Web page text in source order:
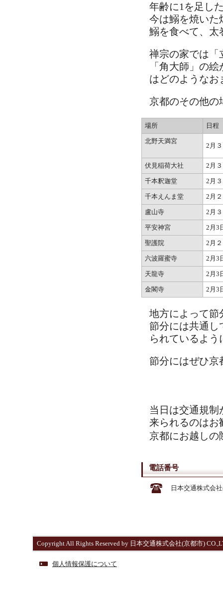
年齢に1を足し
今は鰯を焼いた
鰯を食べて、太
禅宗の家では「
「角大師」の
はどのようなお
京都のその他の
場所 日程
北野天満宮
2月
伏見稲荷大社 2月
千本釈迦堂 2月
千本えんま堂 2月
盧山寺 2月
平安神宮 2月3
聖護院 2月
六波羅蜜寺 2月3
天龍寺 2月3
金閣寺 2月3
地方によって節
節分には共通し
られているよう
節分にはぜひ京
当日は交通規
来られるのはお
京都にお越しの
電話番号
日本交通株式会
Copyright All Rights Reserved by 日本交通株式会社(京都市)
個人情報保護について